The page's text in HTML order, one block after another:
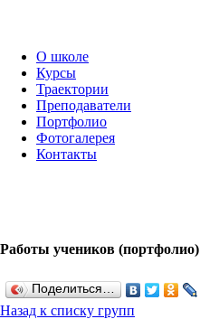
О школе
Курсы
Траектории
Преподаватели
Портфолио
Фотогалерея
Контакты
Работы учеников (портфолио)
Поделиться…
Назад к списку групп